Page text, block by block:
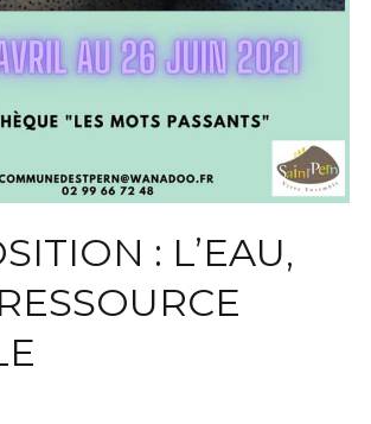
: L’EAU,